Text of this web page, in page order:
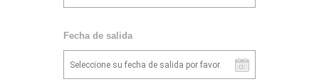
Fecha de salida